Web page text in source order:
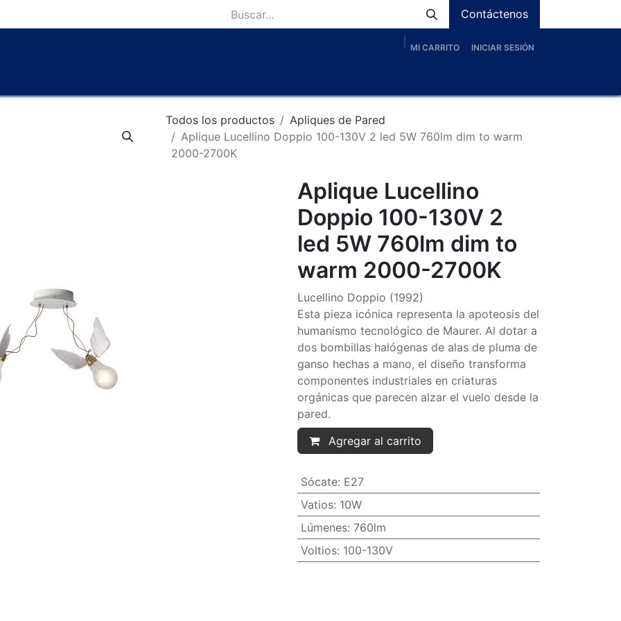
Contáctenos
MI CARRITO INICIAR SESIÓN
Todos los productos
Apliques de Pared
Aplique Lucellino Doppio 100-130V 2 led 5W 760lm dim to warm
2000-2700K
Aplique Lucellino
Doppio 100-130V 2
led 5W 760lm dim to
warm 2000-2700K
Lucellino Doppio (1992)
Esta pieza icónica representa la apoteosis del
humanismo tecnológico de Maurer. Al dotar a
dos bombillas halógenas de alas de pluma de
ganso hechas a mano, el diseño transforma
componentes industriales en criaturas
orgánicas que parecen alzar el vuelo desde la
pared.
Agregar al carrito
Sócate: E27
Vatios: 10W
Lúmenes: 760lm
Voltios: 100-130V